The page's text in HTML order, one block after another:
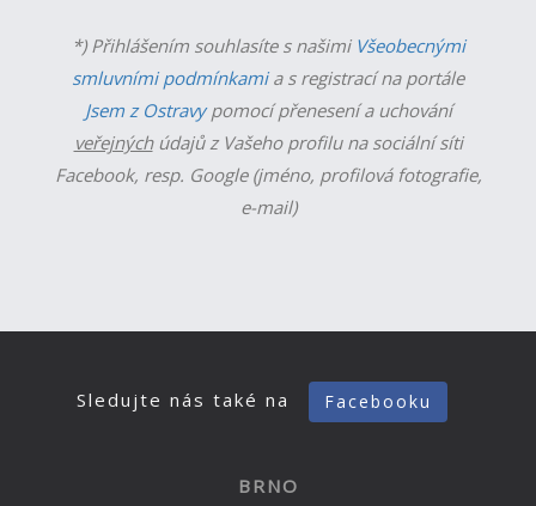
*) Přihlášením souhlasíte s našimi Všeobecnými
smluvními podmínkamia s registrací na portále
Jsem z Ostravypomocí přenesení a uchování
veřejnýchúdajů z Vašeho profilu na sociální síti
Facebook, resp. Google (jméno, profilová fotografie,
e-mail)
Sledujte nás také na Facebooku
BRNO